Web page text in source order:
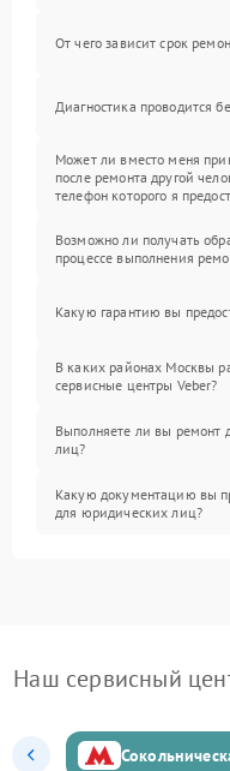
От чего зависит срок
Диагностика проводится
Может ли вместо меня
после ремонта другой
телефон которого я
Возможно ли получать
процессе выполнения
Какую гарантию вы
В каких районах Москвы
сервисные центры Veber?
Выполняете ли вы ремонт
лиц?
Какую документацию вы
для юридических лиц?
Наш сервисный